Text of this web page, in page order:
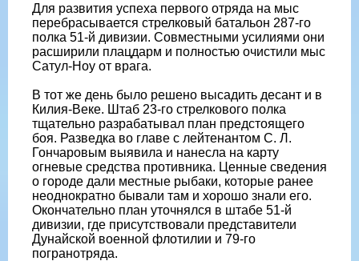
Для развития успеха первого отряда на мыс
перебрасывается стрелковый батальон 287-го
полка 51-й дивизии. Совместными усилиями они
расширили плацдарм и полностью очистили мыс
Сатул-Ноу от врага.
В тот же день было решено высадить десант и в
Килия-Веке. Штаб 23-го стрелкового полка
тщательно разрабатывал план предстоящего
боя. Разведка во главе с лейтенантом С. Л.
Гончаровым выявила и нанесла на карту
огневые средства противника. Ценные сведения
о городе дали местные рыбаки, которые ранее
неоднократно бывали там и хорошо знали его.
Окончательно план уточнялся в штабе 51-й
дивизии, где присутствовали представители
Дунайской военной флотилии и 79-го
погранотряда.